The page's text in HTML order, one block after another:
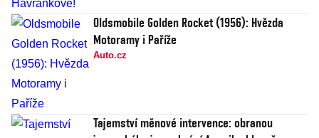
Oldsmobile Golden Rocket (1956): Hvězda
Motoramy i Paříže
Auto.cz
Tajemství měnové intervence: obranou